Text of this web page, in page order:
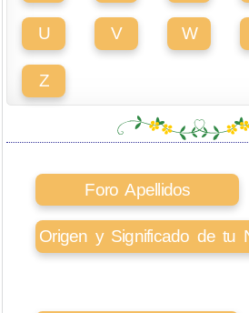
U V W
Z
Foro Apellidos
Origen y Significado de tu